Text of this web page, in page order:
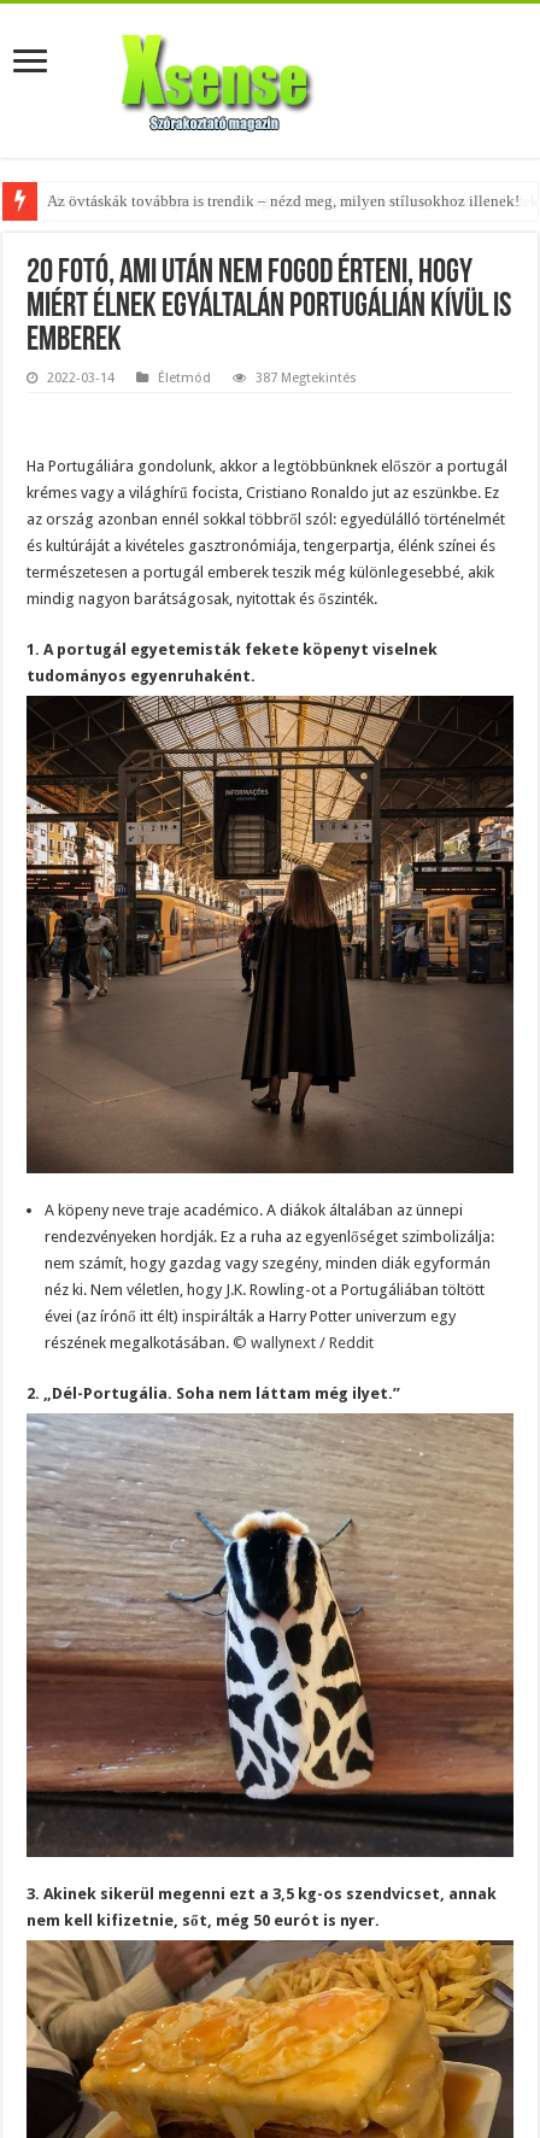
Az övtáskák továbbra is trendik – nézd meg, milyen stílusokhoz illenek!
A tökéletes táskák férfiaknak – fedezd fel az 5 legjobb fazont!
20 fotó, ami után nem fogod érteni, hogy
miért élnek egyáltalán Portugálián kívül is
emberek
2022-03-14 Életmód 387 Megtekintés
Ha Portugáliára gondolunk, akkor a legtöbbünknek először a portugál
krémes vagy a világhírű focista, Cristiano Ronaldo jut az eszünkbe. Ez
az ország azonban ennél sokkal többről szól: egyedülálló történelmét
és kultúráját a kivételes gasztronómiája, tengerpartja, élénk színei és
természetesen a portugál emberek teszik még különlegesebbé, akik
mindig nagyon barátságosak, nyitottak és őszinték.
1. A portugál egyetemisták fekete köpenyt viselnek
tudományos egyenruhaként.
A köpeny neve traje académico. A diákok általában az ünnepi
rendezvényeken hordják. Ez a ruha az egyenlőséget szimbolizálja:
nem számít, hogy gazdag vagy szegény, minden diák egyformán
néz ki. Nem véletlen, hogy J.K. Rowling-ot a Portugáliában töltött
évei (az írónő itt élt) inspirálták a Harry Potter univerzum egy
részének megalkotásában.© wallynext / Reddit
2. „Dél-Portugália. Soha nem láttam még ilyet.”
3. Akinek sikerül megenni ezt a 3,5 kg-os szendvicset, annak
nem kell kifizetnie, sőt, még 50 eurót is nyer.